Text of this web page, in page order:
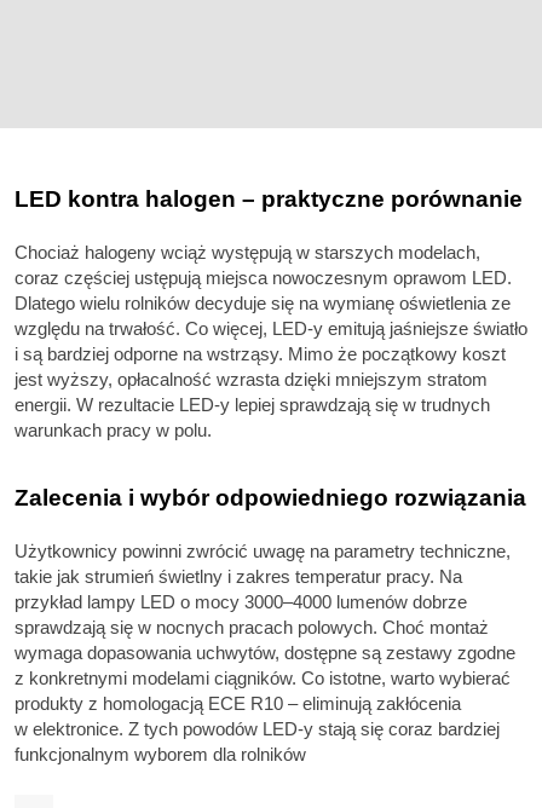
LED kontra halogen – praktyczne porównanie
Chociaż halogeny wciąż występują w starszych modelach,
coraz częściej ustępują miejsca nowoczesnym oprawom LED.
Dlatego wielu rolników decyduje się na wymianę oświetlenia ze
względu na trwałość. Co więcej, LED-y emitują jaśniejsze światło
i są bardziej odporne na wstrząsy. Mimo że początkowy koszt
jest wyższy, opłacalność wzrasta dzięki mniejszym stratom
energii. W rezultacie LED-y lepiej sprawdzają się w trudnych
warunkach pracy w polu.
Zalecenia i wybór odpowiedniego rozwiązania
Użytkownicy powinni zwrócić uwagę na parametry techniczne,
takie jak strumień świetlny i zakres temperatur pracy. Na
przykład lampy LED o mocy 3000–4000 lumenów dobrze
sprawdzają się w nocnych pracach polowych. Choć montaż
wymaga dopasowania uchwytów, dostępne są zestawy zgodne
z konkretnymi modelami ciągników. Co istotne, warto wybierać
produkty z homologacją ECE R10 – eliminują zakłócenia
w elektronice. Z tych powodów LED-y stają się coraz bardziej
funkcjonalnym wyborem dla rolników